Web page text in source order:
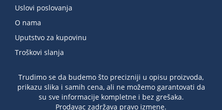
Uslovi poslovanja
O nama
Uputstvo za kupovinu
Troškovi slanja
Trudimo se da budemo što precizniji u opisu proizvoda,
prikazu slika i samih cena, ali ne možemo garantovati da
su sve informacije kompletne i bez grešaka.
Prodavac zadržava pravo izmene.